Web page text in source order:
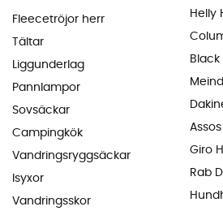
Fleecetröjor herr
Tältar
Liggunderlag
Pannlampor
Sovsäckar
Campingkök
Vandringsryggsäckar
Isyxor
Vandringsskor
Helly
Giro
Rab